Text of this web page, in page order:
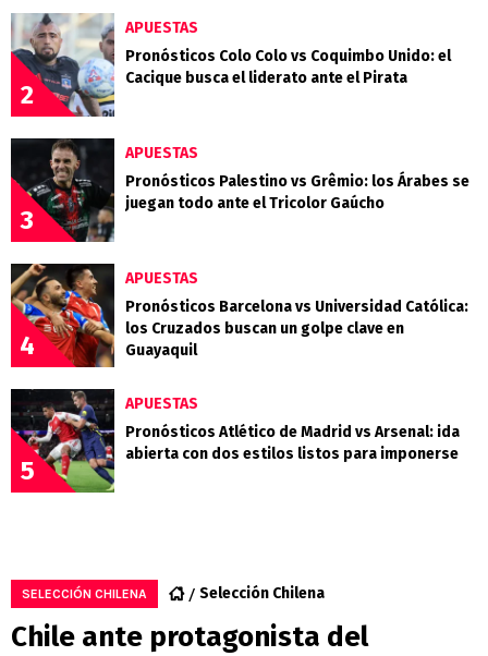
2
APUESTAS
Pronósticos Colo Colo vs Coquimbo Unido: el
Cacique busca el liderato ante el Pirata
3
APUESTAS
Pronósticos Palestino vs Grêmio: los Árabes se
juegan todo ante el Tricolor Gaúcho
4
APUESTAS
Pronósticos Barcelona vs Universidad Católica:
los Cruzados buscan un golpe clave en
Guayaquil
5
APUESTAS
Pronósticos Atlético de Madrid vs Arsenal: ida
abierta con dos estilos listos para imponerse
SELECCIÓN CHILENA Selección Chilena
Chile ante protagonista del